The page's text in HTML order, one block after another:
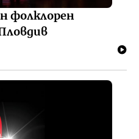
фолклорен